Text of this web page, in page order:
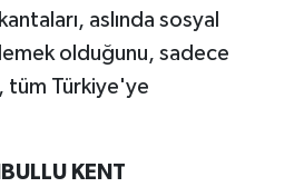
aslında sosyal
olduğunu, sadece
tüm Türkiye'ye
KENT